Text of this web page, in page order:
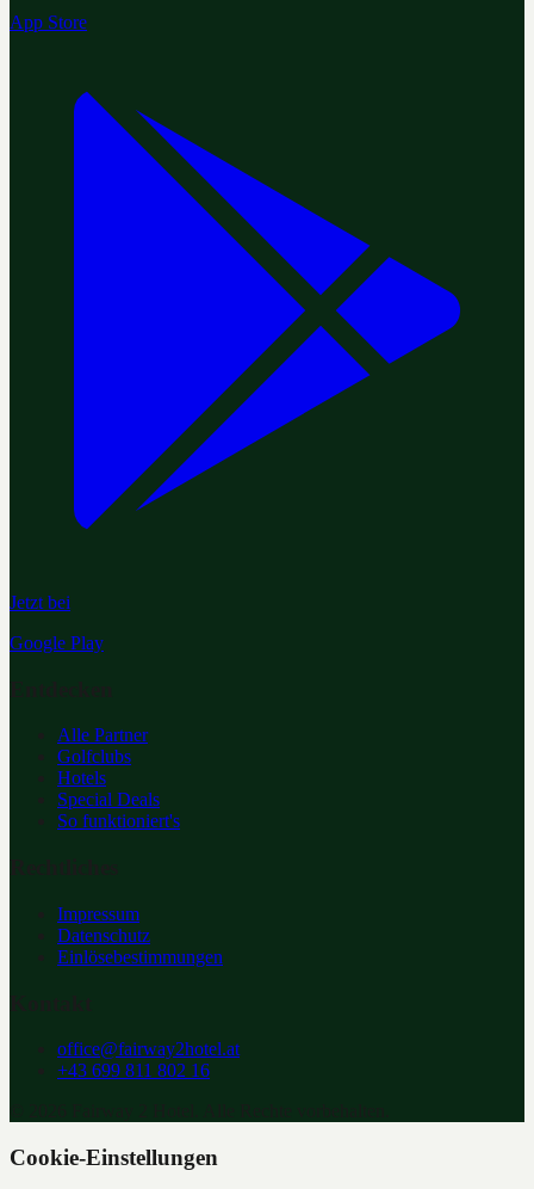
App Store
Jetzt bei
Google Play
Alle Partner
Golfclubs
Hotels
Special Deals
So funktioniert's
Impressum
Datenschutz
Einlösebestimmungen
office@fairway2hotel.at
+43 699 811 802 16
Cookie-Einstellungen